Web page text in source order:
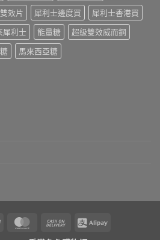
效片 犀利士邊度買
犀利士香港買
犀利士 能量糖
超級雙效威而鋼
馬來西亞糖
PayPal MasterCardCash
Alipay